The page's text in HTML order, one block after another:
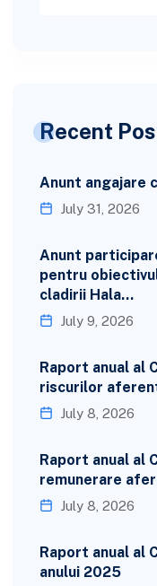
Recent
Anunt angajare
July 31, 2026
Anunt
pentru
cladirii Hala…
July 9, 2026
Raport anual al
riscurilor
July 8, 2026
Raport anual al
remunerare
July 8, 2026
Raport anual al
anului 2025